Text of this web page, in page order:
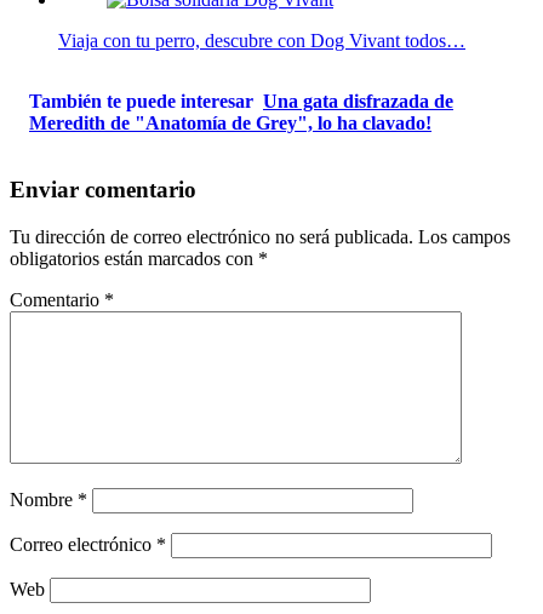
Viaja con tu perro, descubre con Dog Vivant todos…
También te puede interesar Una gata disfrazada de
Meredith de "Anatomía de Grey", lo ha clavado!
Enviar comentario
Tu dirección de correo electrónico no será publicada. Los campos
obligatorios están marcados con *
Comentario *
Nombre *
Correo electrónico *
Web